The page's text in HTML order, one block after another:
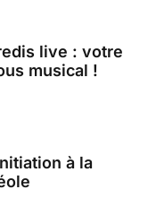
live : votre
musical !
à la